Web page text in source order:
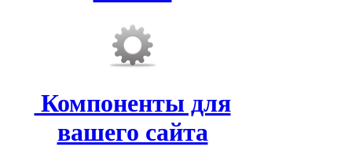
Компоненты для
вашего сайта